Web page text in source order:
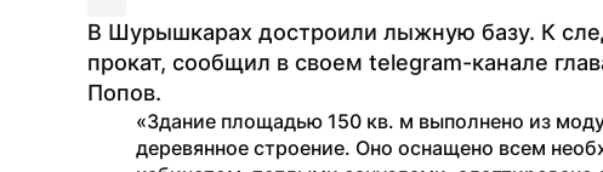
В Шурышкарах достроили лыжную базу. К
прокат, сообщил в своем telegram-канале
Попов.
«Здание площадью 150 кв. м выполнено из
деревянное строение. Оно оснащено всем